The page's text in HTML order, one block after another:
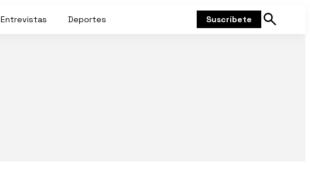
Entrevistas Deportes Suscríbete
Mostrar